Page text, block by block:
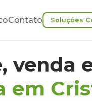
Contato Soluções
venda
em